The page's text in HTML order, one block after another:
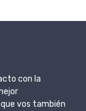
con la
vos también